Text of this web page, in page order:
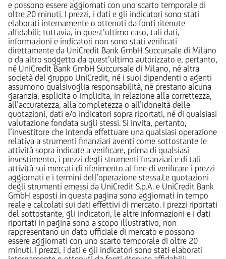
e possono essere aggiornati con uno scarto temporale di
oltre 20 minuti. I prezzi, i dati e gli indicatori sono stati
elaborati internamente o ottenuti da fonti ritenute
affidabili; tuttavia, in quest’ultimo caso, tali dati,
informazioni e indicatori non sono stati verificati
direttamente da UniCredit Bank GmbH Succursale di Milano
o da altro soggetto da quest’ultimo autorizzato e, pertanto,
né UniCredit Bank GmbH Succursale di Milano, né altra
società del gruppo UniCredit, né i suoi dipendenti o agenti
assumono qualsivoglia responsabilità, né prestano alcuna
garanzia, esplicita o implicita, in relazione alla correttezza,
all’accuratezza, alla completezza o all’idoneità delle
quotazioni, dati e/o indicatori sopra riportati, né di qualsiasi
valutazione fondata sugli stessi. Si invita, pertanto,
l’investitore che intenda effettuare una qualsiasi operazione
relativa a strumenti finanziari aventi come sottostante le
attività sopra indicate a verificare, prima di qualsiasi
investimento, i prezzi degli strumenti finanziari e di tali
attività sui mercati di riferimento al fine di verificare i prezzi
aggiornati e i termini dell’operazione stessa.Le quotazioni
degli strumenti emessi da UniCredit S.p.A. e UniCredit Bank
GmbH esposti in questa pagina sono aggiornati in tempo
reale e calcolati sui dati effettivi di mercato. I prezzi riportati
del sottostante, gli indicatori, le altre informazioni e i dati
riportati in pagina sono a scopo illustrativo, non
rappresentano un dato ufficiale di mercato e possono
essere aggiornati con uno scarto temporale di oltre 20
minuti. I prezzi, i dati e gli indicatori sono stati elaborati